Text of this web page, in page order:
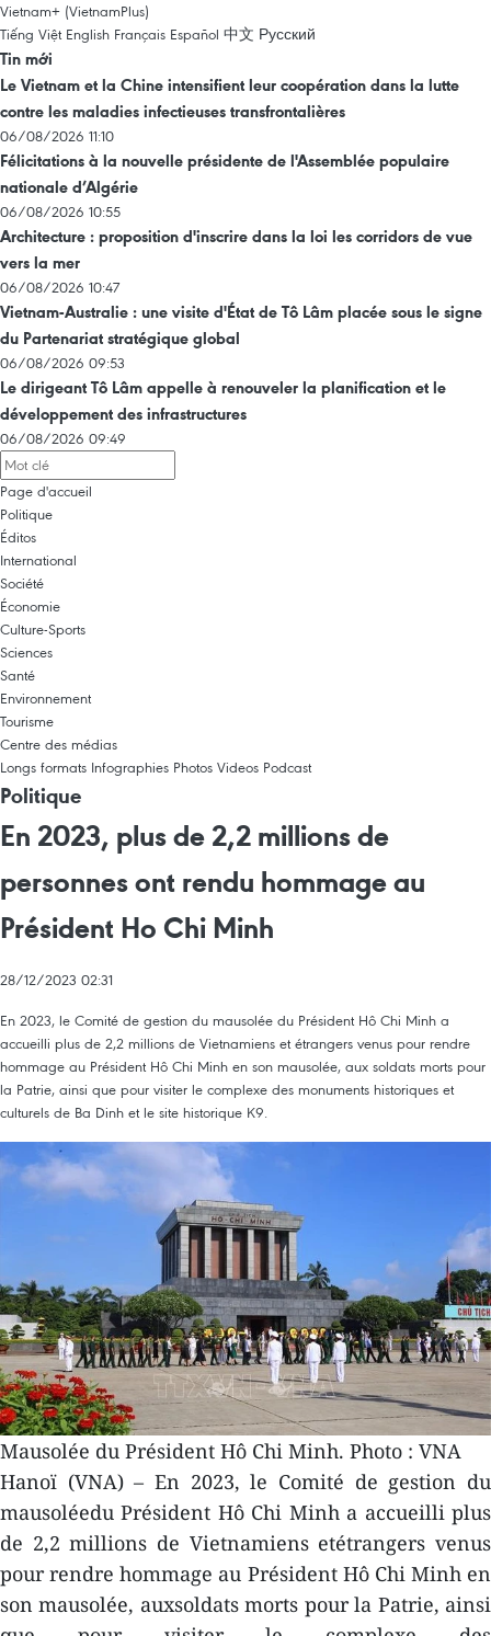
Vietnam+ (VietnamPlus)
Tiếng Việt English Français Español 中文 Русский
Tin mới
Le Vietnam et la Chine intensifient leur coopération dans la lutte
contre les maladies infectieuses transfrontalières
06/08/2026 11:10
Félicitations à la nouvelle présidente de l'Assemblée populaire
nationale d’Algérie
06/08/2026 10:55
Architecture : proposition d'inscrire dans la loi les corridors de vue
vers la mer
06/08/2026 10:47
Vietnam-Australie : une visite d'État de Tô Lâm placée sous le signe
du Partenariat stratégique global
06/08/2026 09:53
Le dirigeant Tô Lâm appelle à renouveler la planification et le
développement des infrastructures
06/08/2026 09:49
Page d'accueil
Politique
Éditos
International
Société
Économie
Culture-Sports
Sciences
Santé
Environnement
Tourisme
Centre des médias
Longs formats Infographies Photos Videos Podcast
Politique
En 2023, plus de 2,2 millions de
personnes ont rendu hommage au
Président Ho Chi Minh
28/12/2023 02:31
En 2023, le Comité de gestion du mausolée du Président Hô Chi Minh a
accueilli plus de 2,2 millions de Vietnamiens et étrangers venus pour rendre
hommage au Président Hô Chi Minh en son mausolée, aux soldats morts pour
la Patrie, ainsi que pour visiter le complexe des monuments historiques et
culturels de Ba Dinh et le site historique K9.
Mausolée du Président Hô Chi Minh. Photo : VNA
Hanoï (VNA) – En 2023, le Comité de gestion du
mausoléedu Président Hô Chi Minh a accueilli plus
de 2,2 millions de Vietnamiens etétrangers venus
pour rendre hommage au Président Hô Chi Minh en
son mausolée, auxsoldats morts pour la Patrie, ainsi